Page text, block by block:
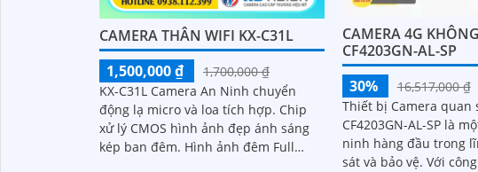
CAMERA THÂN WIFI KX-C31L
1,500,000 ₫
1,700,000 ₫
KX-C31L Camera An Ninh chuyển
động lạ micro và loa tích hợp. Chip
xử lý CMOS hình ảnh đẹp ánh sáng
kép ban đêm. Hình ảnh đêm Full
CAMERA 4G
CF4203GN-AL-SP
30%
16,517,000 ₫
Thiết bị Camera quan
CF4203GN-AL-SP là
ninh hàng đầu trong
sát và bảo vệ. Với công nghệ tiên tiến,